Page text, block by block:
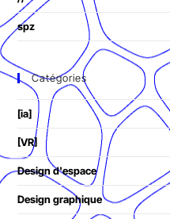
spz
Catégories
[ia]
[VR]
Design d'espace
Design graphique